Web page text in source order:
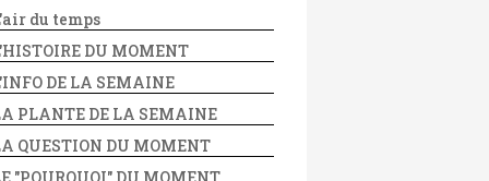
du temps
DU MOMENT
DE LA SEMAINE
PLANTE DE LA SEMAINE
QUESTION DU MOMENT